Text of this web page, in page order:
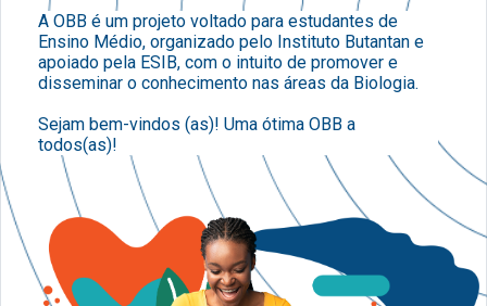
A OBB é um projeto voltado para estudantes de
Ensino Médio, organizado pelo Instituto Butantan e
apoiado pela ESIB, com o intuito de promover e
disseminar o conhecimento nas áreas da Biologia.
Sejam bem-vindos (as)! Uma ótima OBB a
todos(as)!